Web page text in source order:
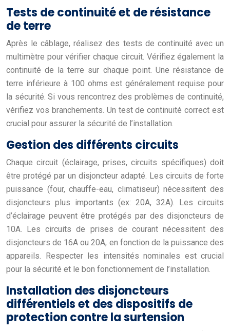
Tests de continuité et de résistance
de terre
Après le câblage, réalisez des tests de continuité avec un
multimètre pour vérifier chaque circuit. Vérifiez également la
continuité de la terre sur chaque point. Une résistance de
terre inférieure à 100 ohms est généralement requise pour
la sécurité. Si vous rencontrez des problèmes de continuité,
vérifiez vos branchements. Un test de continuité correct est
crucial pour assurer la sécurité de l’installation.
Gestion des différents circuits
Chaque circuit (éclairage, prises, circuits spécifiques) doit
être protégé par un disjoncteur adapté. Les circuits de forte
puissance (four, chauffe-eau, climatiseur) nécessitent des
disjoncteurs plus importants (ex: 20A, 32A). Les circuits
d’éclairage peuvent être protégés par des disjoncteurs de
10A. Les circuits de prises de courant nécessitent des
disjoncteurs de 16A ou 20A, en fonction de la puissance des
appareils. Respecter les intensités nominales est crucial
pour la sécurité et le bon fonctionnement de l’installation.
Installation des disjoncteurs
différentiels et des dispositifs de
protection contre la surtension